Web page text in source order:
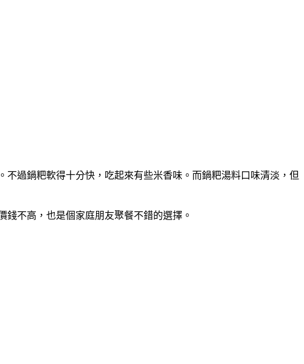
過鍋粑軟得十分快，吃起來有些米香味。而鍋粑湯料口味清淡，但
不高，也是個家庭朋友聚餐不錯的選擇。